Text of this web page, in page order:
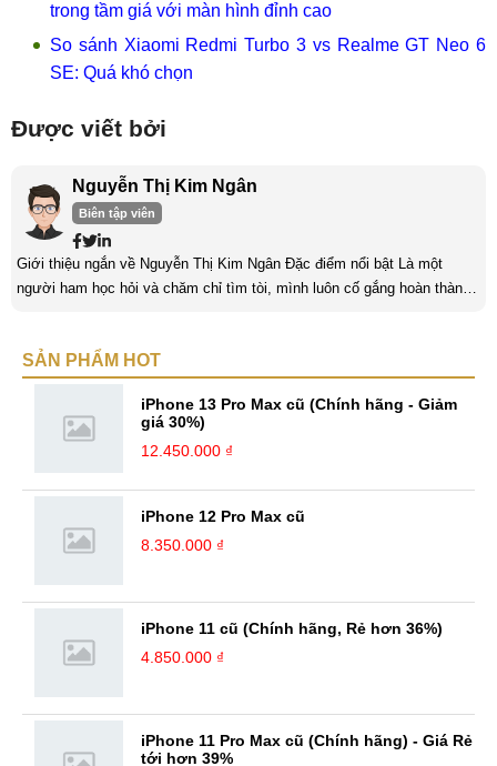
trong tầm giá với màn hình đỉnh cao
So sánh Xiaomi Redmi Turbo 3 vs Realme GT Neo 6
SE: Quá khó chọn
Được viết bởi
Nguyễn Thị Kim Ngân
Biên tập viên
Giới thiệu ngắn về Nguyễn Thị Kim Ngân Đặc điểm nổi bật Là một
người ham học hỏi và chăm chỉ tìm tòi, mình luôn cố gắng hoàn thành
sẽ nhận được thêm nhiều bài học cũng như kinh nghiệm quý giá. Đặc
SẢN PHẨM HOT
iPhone 13 Pro Max cũ (Chính hãng - Giảm
giá 30%)
12.450.000 ₫
iPhone 12 Pro Max cũ
8.350.000 ₫
iPhone 11 cũ (Chính hãng, Rẻ hơn 36%)
4.850.000 ₫
iPhone 11 Pro Max cũ (Chính hãng) - Giá Rẻ
tới hơn 39%